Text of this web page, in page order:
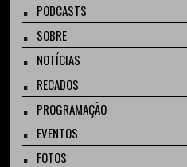
PODCASTS
SOBRE
NOTÍCIAS
RECADOS
PROGRAMAÇÃO
EVENTOS
FOTOS